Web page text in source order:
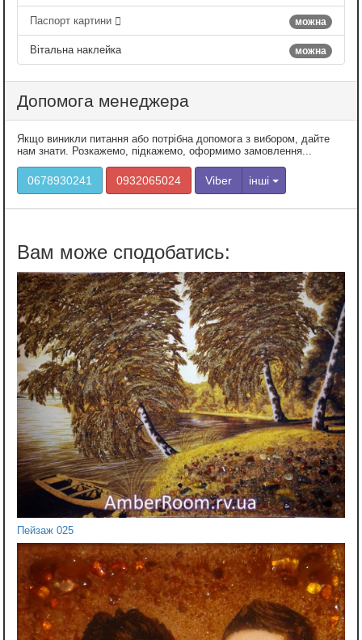
можна
Паспорт картини
можна
Вітальна наклейка
Допомога менеджера
Якщо виникли питання або потрібна допомога з вибором, дайте
нам знати. Розкажемо, підкажемо, оформимо замовлення...
0678930241 0932065024 Viber інші
Пейзаж 025